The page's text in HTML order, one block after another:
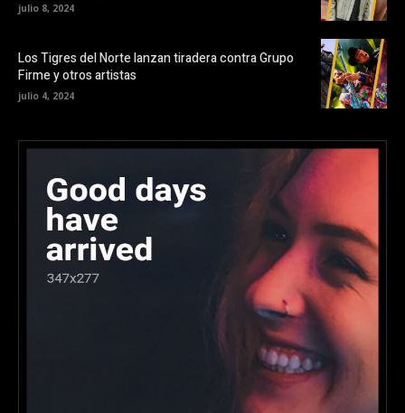
julio 8, 2024
Los Tigres del Norte lanzan tiradera contra Grupo
Firme y otros artistas
julio 4, 2024